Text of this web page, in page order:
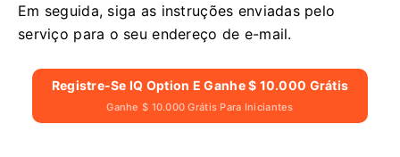
Em seguida, siga as instruções enviadas pelo
serviço para o seu endereço de e-mail.
Registre-Se IQ Option E Ganhe $ 10.000 Grátis
Ganhe $ 10.000 Grátis Para Iniciantes